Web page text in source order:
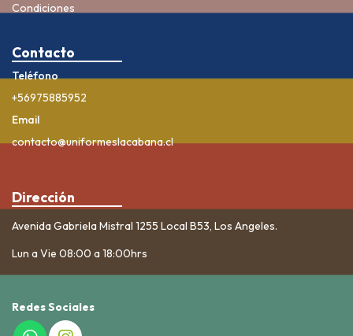
Condiciones
Contacto
Teléfono
+56975885952
Email
contacto@uniformeslacabana.cl
Dirección
Avenida Gabriela Mistral 1255 Local B53, Los Angeles.
Lun a Vie 08:00 a 18:00hrs
Redes Sociales